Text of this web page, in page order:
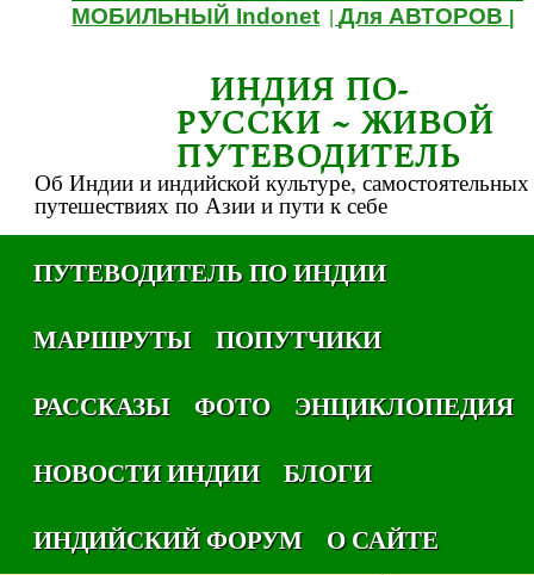
МОБИЛЬНЫЙ Indonet |Для АВТОРОВ
ИНДИЯ ПО-
РУССКИ ~ ЖИВОЙ
ПУТЕВОДИТЕЛЬ
Об Индии и индийской культуре, самостоятельных
путешествиях по Азии и пути к себе
ПУТЕВОДИТЕЛЬ ПО ИНДИИ
МАРШРУТЫ
ПОПУТЧИКИ
РАССКАЗЫ
ФОТО
ЭНЦИКЛОПЕДИЯ
НОВОСТИ ИНДИИ
БЛОГИ
ИНДИЙСКИЙ ФОРУМ
О САЙТЕ